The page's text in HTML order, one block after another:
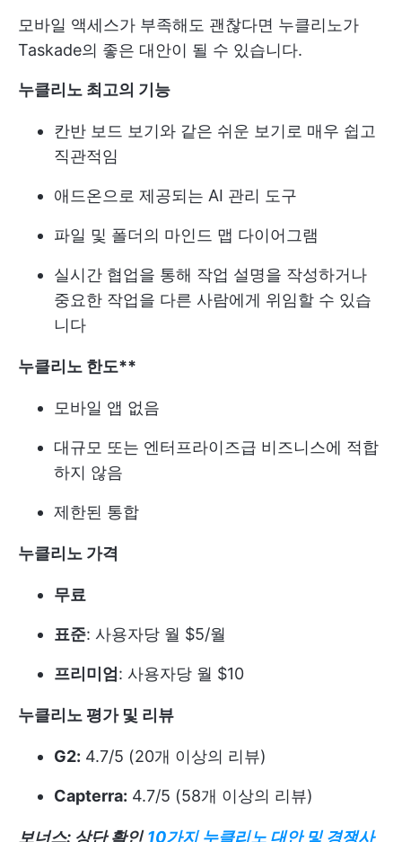
모바일 액세스가 부족해도 괜찮다면 누클리노가
Taskade의 좋은 대안이 될 수 있습니다.
누클리노 최고의 기능
칸반 보드 보기와 같은 쉬운 보기로 매우 쉽고
직관적임
애드온으로 제공되는 AI 관리 도구
파일 및 폴더의 마인드 맵 다이어그램
실시간 협업을 통해 작업 설명을 작성하거나
중요한 작업을 다른 사람에게 위임할 수 있습
니다
누클리노 한도**
모바일 앱 없음
대규모 또는 엔터프라이즈급 비즈니스에 적합
하지 않음
제한된 통합
누클리노 가격
무료
표준: 사용자당 월 $5/월
프리미엄: 사용자당 월 $10
누클리노 평가 및 리뷰
G2: 4.7/5 (20개 이상의 리뷰)
Capterra: 4.7/5 (58개 이상의 리뷰)
보너스: 상단 확인 10가지 누클리노 대안 및 경쟁사